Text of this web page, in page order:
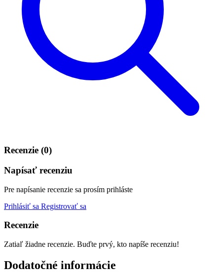
Recenzie (0)
Napísať recenziu
Pre napísanie recenzie sa prosím prihláste
Prihlásiť sa Registrovať sa
Recenzie
Zatiaľ žiadne recenzie. Buďte prvý, kto napíše recenziu!
Dodatočné informácie